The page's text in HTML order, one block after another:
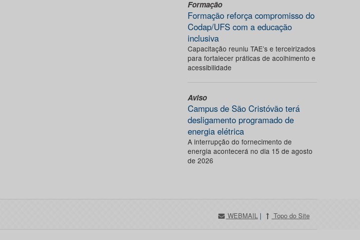
Formação
Formação reforça compromisso do
Codap/UFS com a educação
inclusiva
Capacitação reuniu TAE’s e terceirizados
para fortalecer práticas de acolhimento e
acessibilidade
Aviso
Campus de São Cristóvão terá
desligamento programado de
energia elétrica
A interrupção do fornecimento de
energia acontecerá no dia 15 de agosto
de 2026
WEBMAIL | Topo do Site